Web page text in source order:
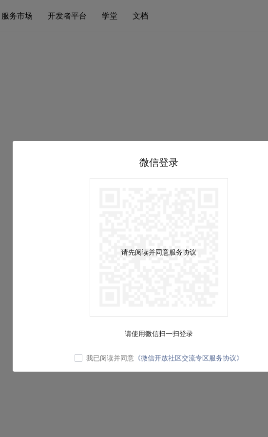
服务市场 开发者平台 学堂 文档
微信登录
请先阅读并同意服务协议
请使用微信扫一扫登录
我已阅读并同意 《微信开放社区交流专区服务协议》